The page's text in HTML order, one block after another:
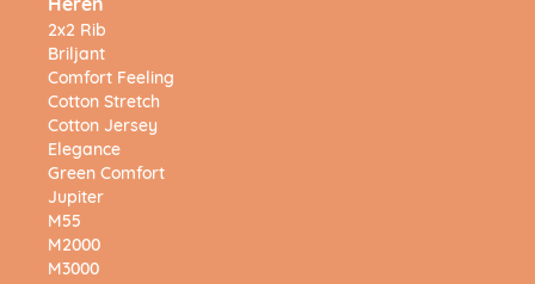
Heren
2x2 Rib
Briljant
Comfort Feeling
Cotton Stretch
Cotton Jersey
Elegance
Green Comfort
Jupiter
M55
M2000
M3000